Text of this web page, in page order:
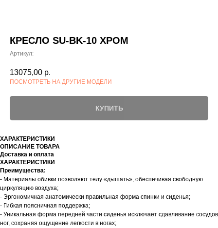
КРЕСЛО SU-BK-10 ХРОМ
Артикул:
13075,00 р.
ПОСМОТРЕТЬ НА ДРУГИЕ МОДЕЛИ
КУПИТЬ
ХАРАКТЕРИСТИКИ
ОПИСАНИЕ ТОВАРА
Доставка и оплата
ХАРАКТЕРИСТИКИ
Преимущества:
- Материалы обивки позволяют телу «дышать», обеспечивая свободную
циркуляцию воздуха;
- Эргономичная анатомически правильная форма спинки и сиденья;
- Гибкая поясничная поддержка;
- Уникальная форма передней части сиденья исключает сдавливание сосудов
ног, сохраняя ощущение легкости в ногах;